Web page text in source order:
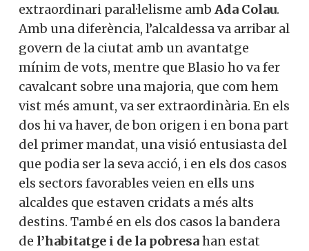
extraordinari paral·lelisme amb Ada Colau.
Amb una diferència, l’alcaldessa va arribar al
govern de la ciutat amb un avantatge
mínim de vots, mentre que Blasio ho va fer
cavalcant sobre una majoria, que com hem
vist més amunt, va ser extraordinària. En els
dos hi va haver, de bon origen i en bona part
del primer mandat, una visió entusiasta del
que podia ser la seva acció, i en els dos casos
els sectors favorables veien en ells uns
alcaldes que estaven cridats a més alts
destins. També en els dos casos la bandera
de l’habitatge i de la pobresahan estat